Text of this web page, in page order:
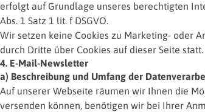
erfolgt auf Grundlage unseres berechtigten
Abs. 1 Satz 1 lit. f DSGVO.
Wir setzen keine Cookies zu Marketing- oder
durch Dritte über Cookies auf dieser Seite statt.
4. E-Mail-Newsletter
a) Beschreibung und Umfang der
Auf unserer Webseite räumen wir Ihnen die
versenden können, benötigen wir bei Ihrer